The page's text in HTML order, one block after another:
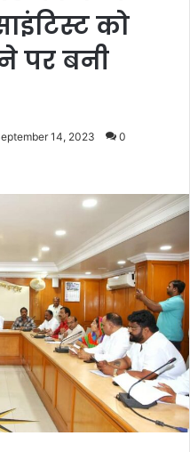
को
पर बनी
14, 2023 0